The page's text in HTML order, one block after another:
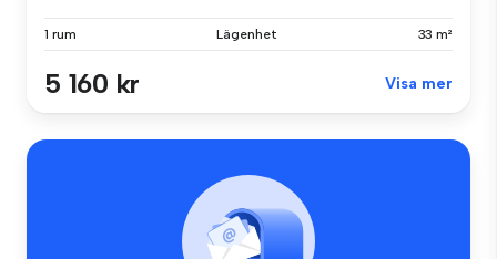
1 rum Lägenhet 33 m²
5 160 kr Visa mer